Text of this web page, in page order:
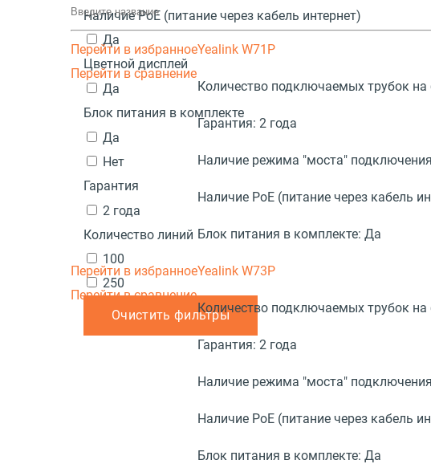
Наличие PoE (питание через кабель интернет)
Да
Цветной дисплей
Да
Блок питания в комплекте
Да
Нет
Гарантия
2 года
Количество линий
100
250
Очистить фильтры
Перейти в избранное
Перейти в сравнение
Yealink W71P
Количество подключаемых трубок на
Гарантия: 2 года
Наличие режима "моста"
Наличие PoE (питание через кабель
Блок питания в комплекте: Да
Перейти в избранное
Перейти в сравнение
Yealink W73P
Количество подключаемых трубок на
Гарантия: 2 года
Наличие режима "моста"
Наличие PoE (питание через кабель
Блок питания в комплекте: Да